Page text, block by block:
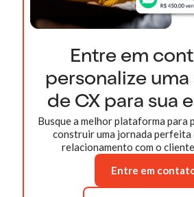
Entre em
personalize
de CX para sua
Busque a melhor plataforma para
construir uma jornada perfeita
relacionamento com o
Entre em